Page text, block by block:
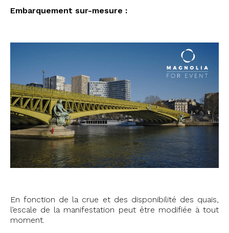
Embarquement sur-mesure :
En fonction de la crue et des disponibilité des quais,
l’escale de la manifestation peut être modifiée à tout
moment.